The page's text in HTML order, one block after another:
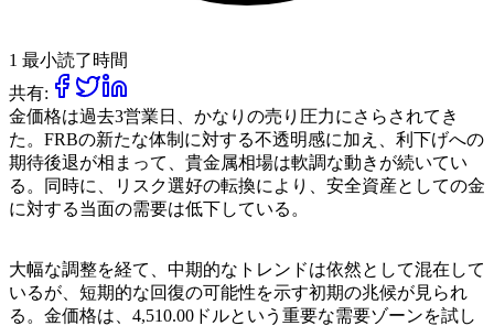
1 最小読了時間
共有:
金価格は過去3営業日、かなりの売り圧力にさらされてき
た。FRBの新たな体制に対する不透明感に加え、利下げへの
期待後退が相まって、貴金属相場は軟調な動きが続いてい
る。同時に、リスク選好の転換により、安全資産としての金
に対する当面の需要は低下している。
大幅な調整を経て、中期的なトレンドは依然として混在して
いるが、短期的な回復の可能性を示す初期の兆候が見られ
る。金価格は、4,510.00ドルという重要な需要ゾーンを試し